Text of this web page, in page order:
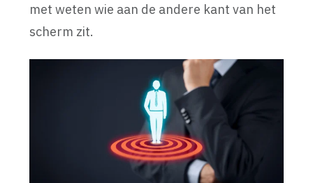
met weten wie aan de andere kant van het
scherm zit.